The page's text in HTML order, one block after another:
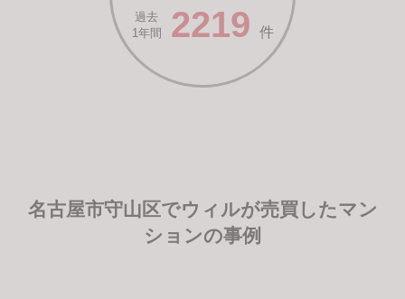
過去
1年間
2219 件
名古屋市守山区でウィルが売買したマン
ションの事例